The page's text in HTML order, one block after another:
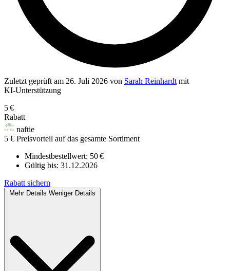
Zuletzt geprüft am 26. Juli 2026 von Sarah Reinhardt mit
KI‑Unterstützung
5 €
Rabatt
naftie
5 € Preisvorteil auf das gesamte Sortiment
Mindestbestellwert: 50 €
Gültig bis: 31.12.2026
Rabatt sichern
Mehr Details Weniger Details